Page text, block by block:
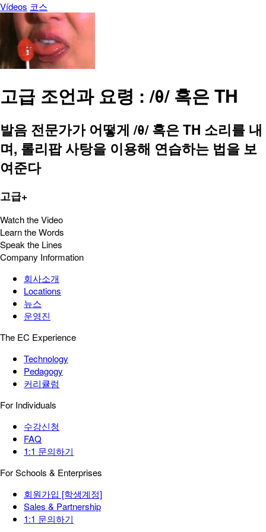
Vídeos 코스
고급 조언과 요령 : /θ/ 혹은 TH
발음 전문가가 어떻게 /θ/ 혹은 TH 소리를 내
며, 롤리팝 사탕을 이용해 연습하는 법을 보
여준다
고급+
Watch the Video
Learn the Words
Speak the Lines
Company Information
회사소개
Locations
뉴스
운영진
The EC Experience
Technology
Pedagogy
커리큘럼
For Individuals
수강신청
FAQ
1:1 문의하기
For Schools & Enterprises
회원가입 [학생계정]
Sales & Partnership
1:1 문의하기